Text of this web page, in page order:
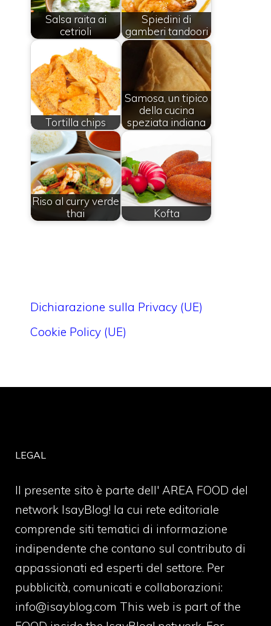
Salsa raita ai
cetrioli
Spiedini di
gamberi tandoori
Tortilla chips
Samosa, un tipico
della cucina
speziata indiana
Riso al curry verde
thai
Kofta
Dichiarazione sulla Privacy (UE)
Cookie Policy (UE)
LEGAL
Il presente sito è parte dell' AREA FOOD del
network IsayBlog! la cui rete editoriale
comprende siti tematici di informazione
indipendente che contano sul contributo di
appassionati ed esperti del settore. Per
pubblicità, comunicati e collaborazioni:
info@isayblog.com This web is part of the